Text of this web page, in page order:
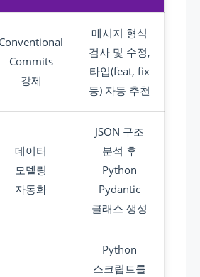
Conventional
Commits
강제
메시지 형식
검사 및 수정,
타입(feat, fix
등) 자동 추천
데이터
모델링
자동화
JSON 구조
분석 후
Python
Pydantic
클래스 생성
Python
스크립트를